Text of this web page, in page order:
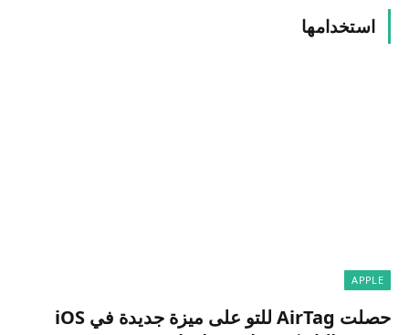
استخدامها
APPLE
حصلت AirTag للتو على ميزة جديدة في iOS